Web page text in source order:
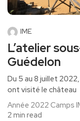
IME
L’atelier
Guédelon
Du 5 au 8 juillet
ont visité le château
Année 2022 Camps
2 min read